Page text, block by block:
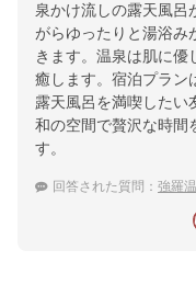
泉かけ流しの露天風呂
がらゆったりと湯浴み
きます。温泉は肌に優
癒します。宿泊プラン
露天風呂を満喫したい
和の空間で贅沢な時間
す。
回答された質問： 強羅